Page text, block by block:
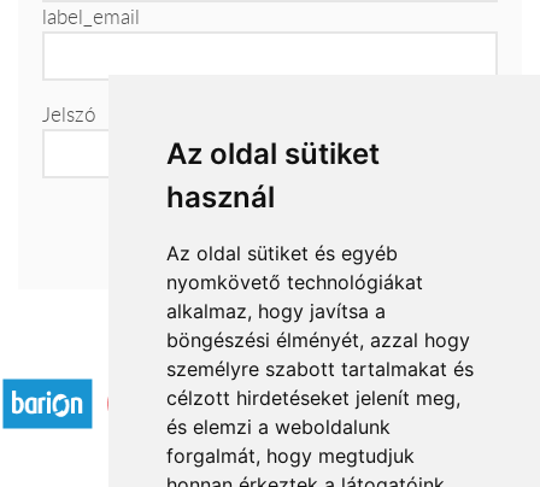
Az oldal sütiket
használ
Az oldal sütiket és egyéb
nyomkövető technológiákat
alkalmaz, hogy javítsa a
böngészési élményét, azzal hogy
személyre szabott tartalmakat és
célzott hirdetéseket jelenít meg,
és elemzi a weboldalunk
forgalmát, hogy megtudjuk
label_email
Jelszó
Elfogadott fizetési módok